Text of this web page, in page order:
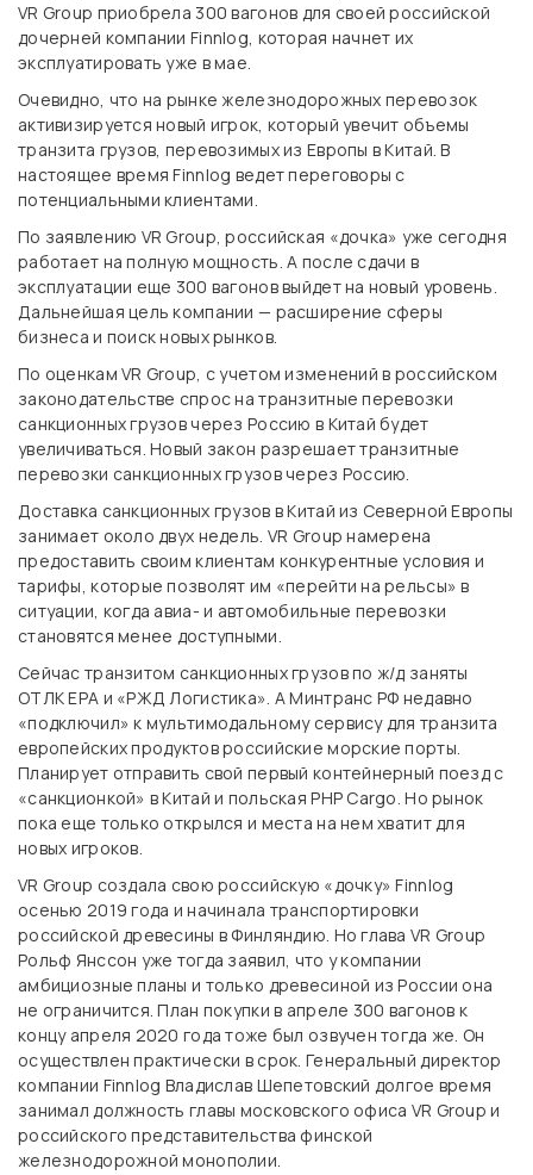
VR Group приобрела 300 вагонов для своей российской
дочерней компании Finnlog, которая начнет их
эксплуатировать уже в мае.
Очевидно, что на рынке железнодорожных перевозок
активизируется новый игрок, который увечит объемы
транзита грузов, перевозимых из Европы в Китай. В
настоящее время Finnlog ведет переговоры с
потенциальными клиентами.
По заявлению VR Group, российская «дочка» уже сегодня
работает на полную мощность. А после сдачи в
эксплуатации еще 300 вагонов выйдет на новый уровень.
Дальнейшая цель компании — расширение сферы
бизнеса и поиск новых рынков.
По оценкам VR Group, с учетом изменений в российском
законодательстве спрос на транзитные перевозки
санкционных грузов через Россию в Китай будет
увеличиваться. Новый закон разрешает транзитные
перевозки санкционных грузов через Россию.
Доставка санкционных грузов в Китай из Северной Европы
занимает около двух недель. VR Group намерена
предоставить своим клиентам конкурентные условия и
тарифы, которые позволят им «перейти на рельсы» в
ситуации, когда авиа- и автомобильные перевозки
становятся менее доступными.
Сейчас транзитом санкционных грузов по ж/д заняты
ОТЛК ЕРА и «РЖД Логистика». А Минтранс РФ недавно
«подключил» к мультимодальному сервису для транзита
европейских продуктов российские морские порты.
Планирует отправить свой первый контейнерный поезд с
«санкционкой» в Китай и польская PHP Cargo. Но рынок
пока еще только открылся и места на нем хватит для
новых игроков.
VR Group создала свою российскую «дочку» Finnlog
осенью 2019 года и начинала транспортировки
российской древесины в Финляндию. Но глава VR Group
Рольф Янссон уже тогда заявил, что у компании
амбициозные планы и только древесиной из России она
не ограничится. План покупки в апреле 300 вагонов к
концу апреля 2020 года тоже был озвучен тогда же. Он
осуществлен практически в срок. Генеральный директор
компании Finnlog Владислав Шепетовский долгое время
занимал должность главы московского офиса VR Group и
российского представительства финской
железнодорожной монополии.